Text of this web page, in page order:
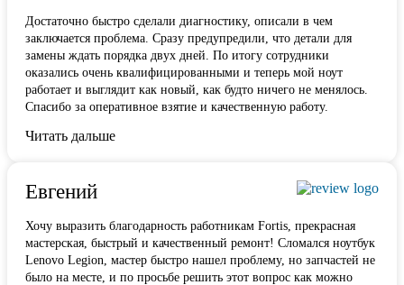
Достаточно быстро сделали диагностику, описали в чем
заключается проблема. Сразу предупредили, что детали для
замены ждать порядка двух дней. По итогу сотрудники
оказались очень квалифицированными и теперь мой ноут
работает и выглядит как новый, как будто ничего не менялось.
Спасибо за оперативное взятие и качественную работу.
Читать дальше
Евгений
Хочу выразить благодарность работникам Fortis, прекрасная
мастерская, быстрый и качественный ремонт! Сломался ноутбук
Lenovo Legion, мастер быстро нашел проблему, но запчастей не
было на месте, и по просьбе решить этот вопрос как можно